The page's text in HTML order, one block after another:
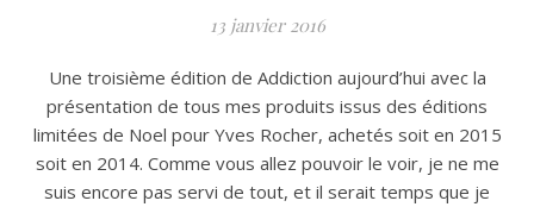
13 janvier 2016
Une troisième édition de Addiction aujourd’hui avec la
présentation de tous mes produits issus des éditions
limitées de Noel pour Yves Rocher, achetés soit en 2015
soit en 2014. Comme vous allez pouvoir le voir, je ne me
suis encore pas servi de tout, et il serait temps que je